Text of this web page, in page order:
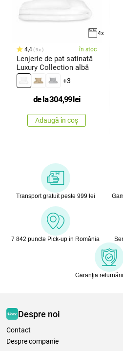
4x
4,4 9x în stoc
Lenjerie de pat satinată
Luxury Collection albă
+3
de la304,99lei
Adaugă în coș
Transport gratuit peste 999 lei
7 842 puncte Pick-up in România
Garanţia
Despre noi
Contact
Despre companie